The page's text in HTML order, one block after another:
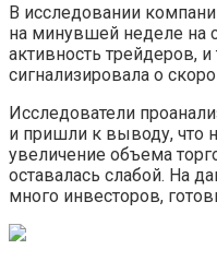
В исследовании
на минувшей неделе на
активность трейдеров, и
сигнализировала о
Исследователи
и пришли к выводу, что
увеличение объема
оставалась слабой. На
много инвесторов,